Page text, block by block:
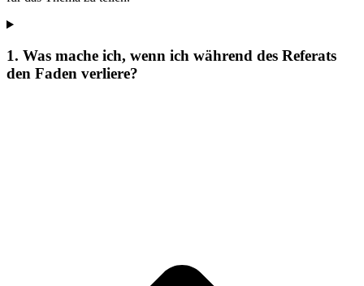
1. Was mache ich, wenn ich während des Referats
den Faden verliere?